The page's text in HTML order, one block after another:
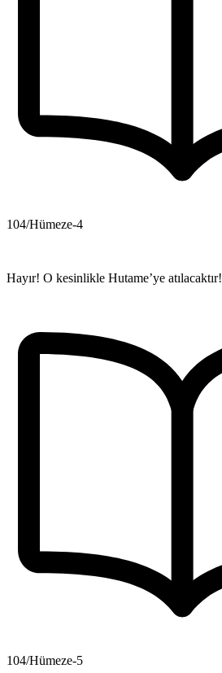
104/Hümeze-4
Hayır! O kesinlikle Hutame’ye atılacaktır!
104/Hümeze-5